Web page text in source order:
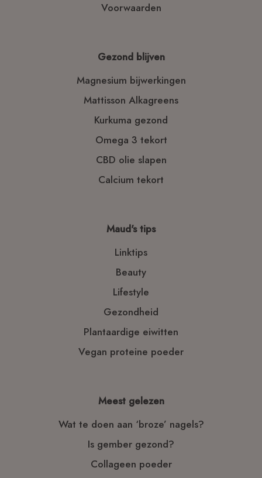
Voorwaarden
Gezond blijven
Magnesium bijwerkingen
Mattisson Alkagreens
Kurkuma gezond
Omega 3 tekort
CBD olie slapen
Calcium tekort
Maud's tips
Linktips
Beauty
Lifestyle
Gezondheid
Plantaardige eiwitten
Vegan proteine poeder
Meest gelezen
Wat te doen aan ‘broze’ nagels?
Is gember gezond?
Collageen poeder